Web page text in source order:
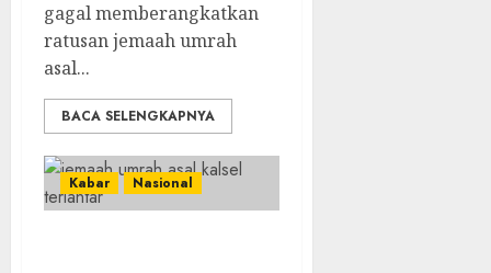
gagal memberangkatkan
ratusan jemaah umrah
asal...
BACA SELENGKAPNYA
Kabar Nasional